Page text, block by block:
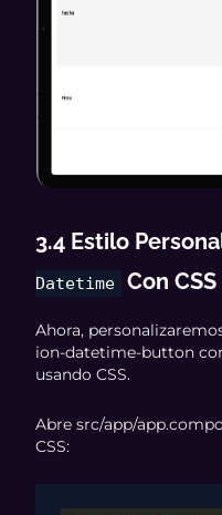
3.4 Estilo
Datetime
Con CSS
Ahora,
ion-datetime-button
usando CSS.
Abre src/app/
CSS: